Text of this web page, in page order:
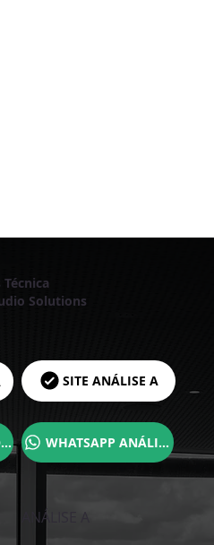
Solutions
WHATSAPP TECTRÔNICA WHATSAPP ANÁLISE A
SITE ANÁLISE A
ANÁLISE A